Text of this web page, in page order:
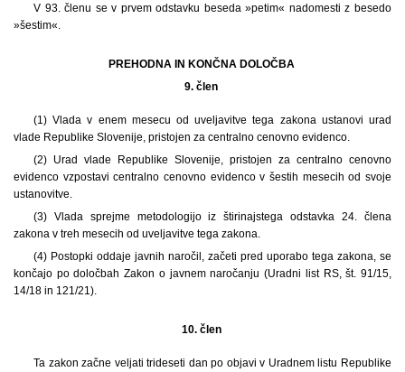
V 93. členu se v prvem odstavku beseda »petim« nadomesti z besedo
»šestim«.
PREHODNA IN KONČNA DOLOČBA
9. člen
(1) Vlada v enem mesecu od uveljavitve tega zakona ustanovi urad
vlade Republike Slovenije, pristojen za centralno cenovno evidenco.
(2) Urad vlade Republike Slovenije, pristojen za centralno cenovno
evidenco vzpostavi centralno cenovno evidenco v šestih mesecih od svoje
ustanovitve.
(3) Vlada sprejme metodologijo iz štirinajstega odstavka 24. člena
zakona v treh mesecih od uveljavitve tega zakona.
(4) Postopki oddaje javnih naročil, začeti pred uporabo tega zakona, se
končajo po določbah Zakon o javnem naročanju (Uradni list RS, št. 91/15,
14/18 in 121/21).
10. člen
Ta zakon začne veljati trideseti dan po objavi v Uradnem listu Republike